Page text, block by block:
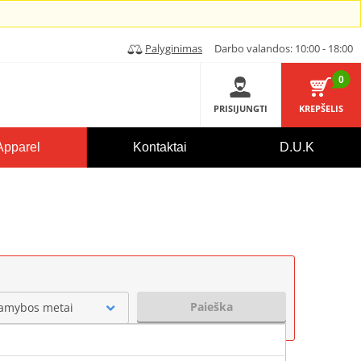
Palyginimas Darbo valandos: 10:00 - 18:00
PRISIJUNGTI
0
KREPŠELIS
Kontaktai D.U.K
metai Paieška